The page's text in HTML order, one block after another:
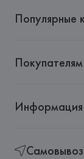
Популярные
Покупателям
Информация